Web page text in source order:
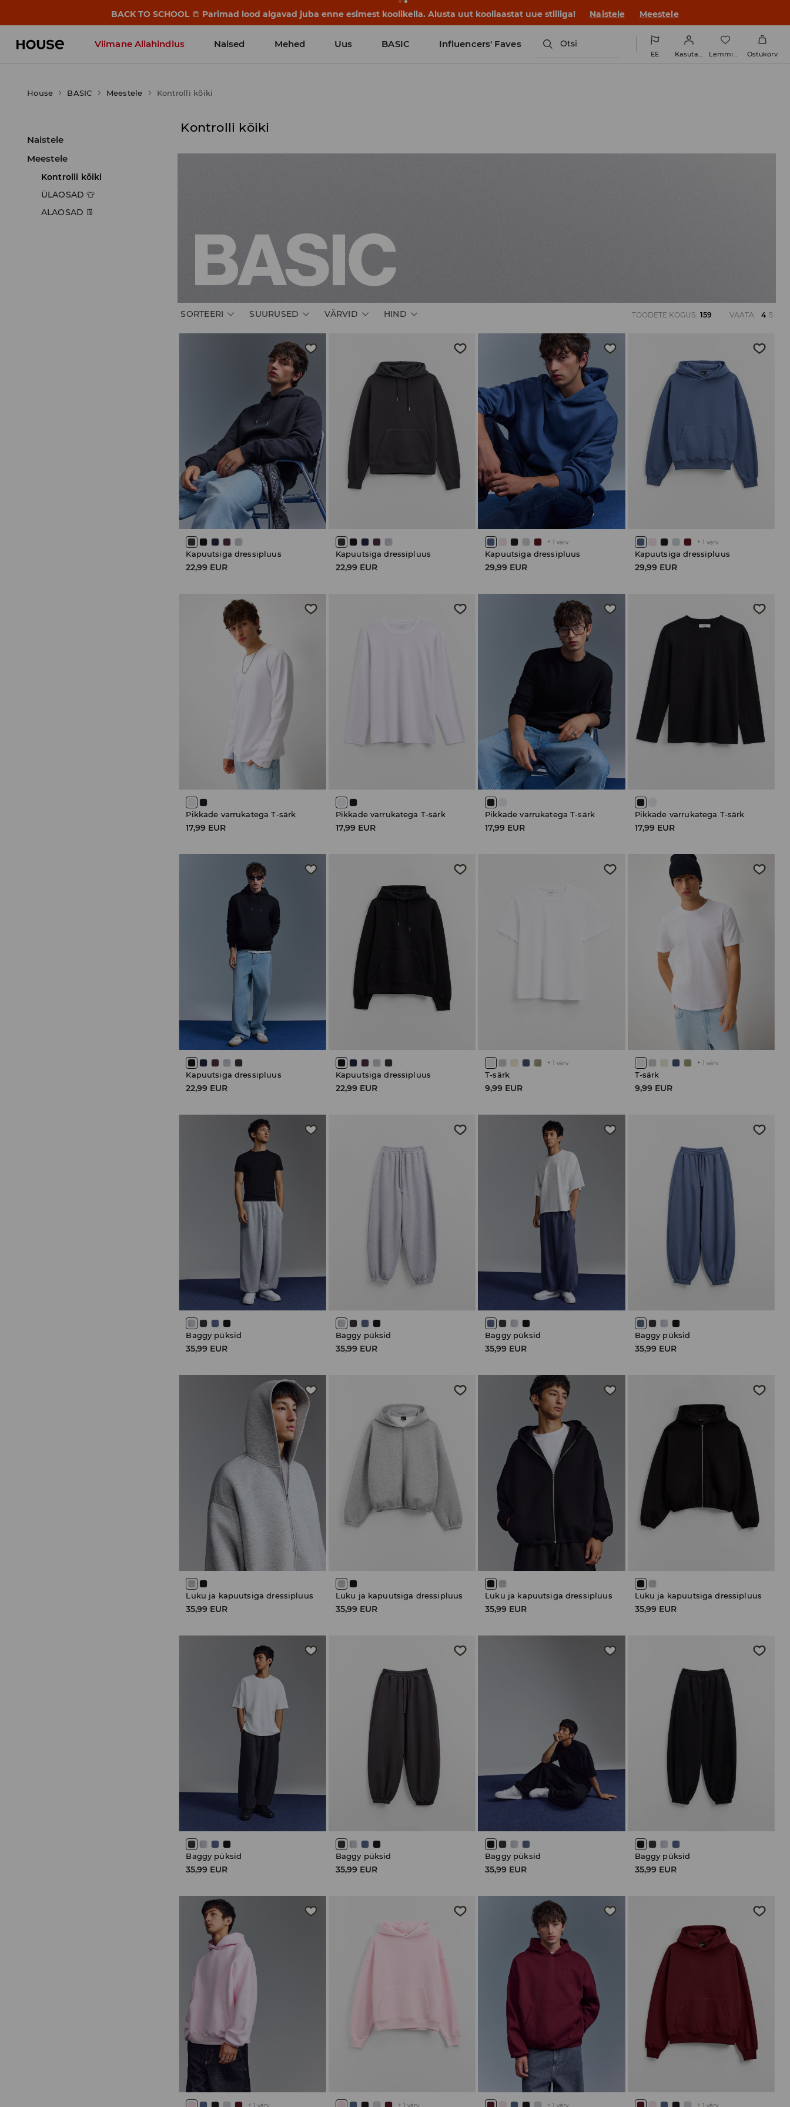
BACK TO SCHOOL 📒 Parimad lood algavad juba enne esimest koolikella. Alusta uut kooliaastat uue stiiliga! Naistele Meestele
Viimane Allahindlus Naised Mehed Uus BASIC Influencers' Faves Otsi
EE Kasutaja Lemmikud Ostukorv
House BASIC Meestele Kontrolli kõiki
Naistele
Meestele
Kontrolli kõiki
ÜLAOSAD 👕
ALAOSAD 👖
Kontrolli kõiki
SORTEERI SUURUSED VÄRVID HIND TOODETE KOGUS: 159 VAATA: 4 5
Kapuutsiga dressipluus
22,99 EUR
Kapuutsiga dressipluus
22,99 EUR
+1 värv
Kapuutsiga dressipluus
29,99 EUR
+ 1 värv
Kapuutsiga dressipluus
29,99 EUR
Pikkade varrukatega T-särk
17,99 EUR
Pikkade varrukatega T-särk
17,99 EUR
Pikkade varrukatega T-särk
17,99 EUR
Pikkade varrukatega T-särk
17,99 EUR
Kapuutsiga dressipluus
22,99 EUR
Kapuutsiga dressipluus
22,99 EUR
+1 värv
T-särk
9,99 EUR
+ 1 värv
T-särk
9,99 EUR
Baggy püksid
35,99 EUR
Baggy püksid
35,99 EUR
Baggy püksid
35,99 EUR
Baggy püksid
35,99 EUR
Luku ja kapuutsiga dressipluus
35,99 EUR
Luku ja kapuutsiga dressipluus
35,99 EUR
Luku ja kapuutsiga dressipluus
35,99 EUR
Luku ja kapuutsiga dressipluus
35,99 EUR
Baggy püksid
35,99 EUR
Baggy püksid
35,99 EUR
Baggy püksid
35,99 EUR
Baggy püksid
35,99 EUR
+1 värv + 1 värv +1 värv + 1 värv